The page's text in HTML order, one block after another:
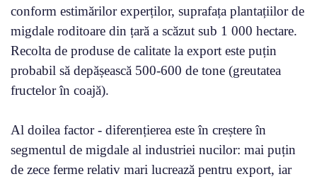
conform estimărilor experților, suprafața plantațiilor de
migdale roditoare din țară a scăzut sub 1 000 hectare.
Recolta de produse de calitate la export este puțin
probabil să depășească 500-600 de tone (greutatea
fructelor în coajă).
Al doilea factor - diferențierea este în creștere în
segmentul de migdale al industriei nucilor: mai puțin
de zece ferme relativ mari lucrează pentru export, iar